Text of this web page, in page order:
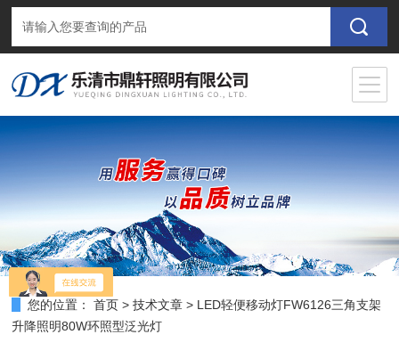
您的位置： 首页 >技术文章 > LED轻便移动灯FW6126三角支架
升降照明80W环照型泛光灯